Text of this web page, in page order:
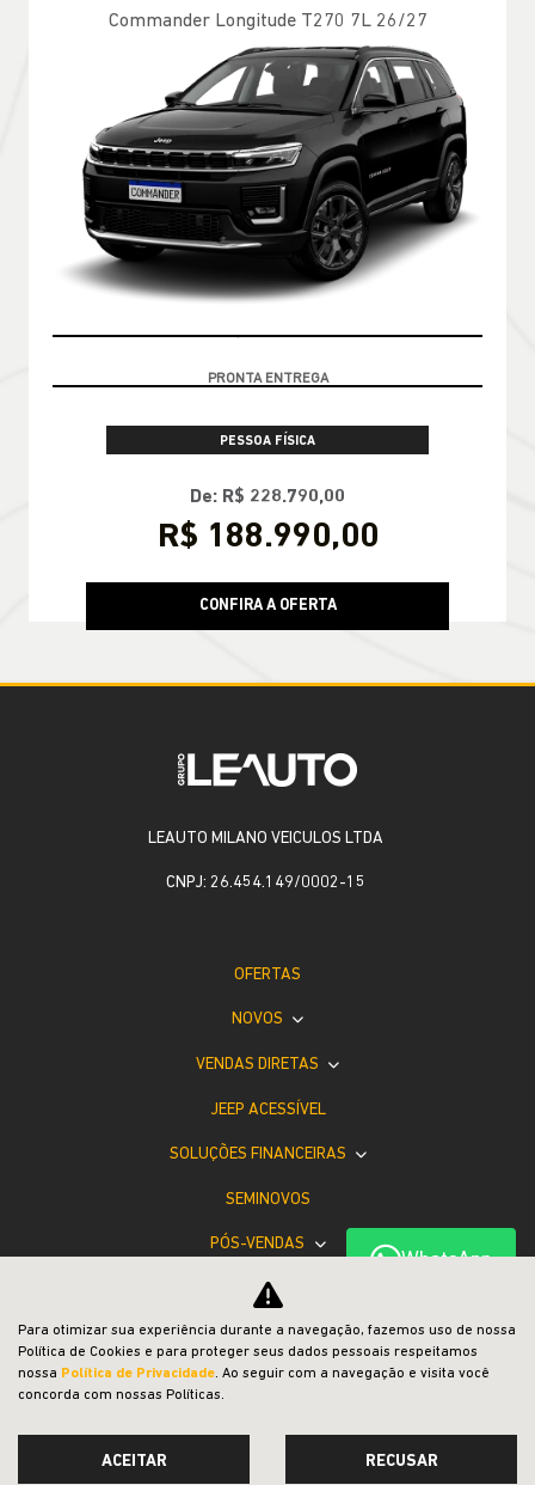
Commander Longitude T270 7L 26/27
PESSOA FÍSICA
De: R$ 228.790,00
R$ 188.990,00
CONFIRA A OFERTA
WhatsApp
LEAUTO MILANO VEICULOS LTDA
CNPJ: 26.454.149/0002-15
OFERTAS
NOVOS
VENDAS DIRETAS
JEEP ACESSÍVEL
SOLUÇÕES FINANCEIRAS
SEMINOVOS
PÓS-VENDAS
INSTITUCIONAL
COMPARATIVO
Para otimizar sua experiência durante a navegação, fazemos uso de nossa
Política de Cookies e para proteger seus dados pessoais respeitamos
nossa Política de Privacidade. Ao seguir com a navegação e visita você
concorda com nossas Políticas.
ACEITAR RECUSAR